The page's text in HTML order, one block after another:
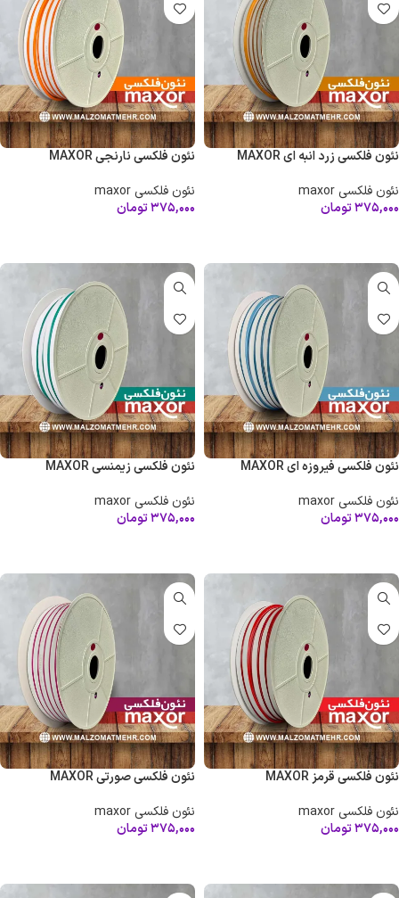
نئون فلکسی زرد انبه ای MAXOR
نئون فلکسی maxor
۳۷۵,۰۰۰تومان
نئون فلکسی نارنجی MAXOR
نئون فلکسی maxor
۳۷۵,۰۰۰تومان
نئون فلکسی فیروزه ای MAXOR
نئون فلکسی maxor
۳۷۵,۰۰۰تومان
نئون فلکسی زیمنسی MAXOR
نئون فلکسی maxor
۳۷۵,۰۰۰تومان
نئون فلکسی قرمز MAXOR
نئون فلکسی maxor
۳۷۵,۰۰۰تومان
نئون فلکسی صورتی MAXOR
نئون فلکسی maxor
۳۷۵,۰۰۰تومان